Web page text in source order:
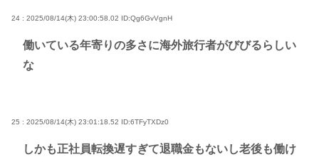
24 : 2025/08/14(木) 23:00:58.02 ID:Qg6GvVgnH
働いている年寄りの多さに海外旅行者がびびるらしい
な
25 : 2025/08/14(木) 23:01:18.52 ID:6TFyTXDz0
しかも正社員転換遅すぎて退職金もないし老後も働け